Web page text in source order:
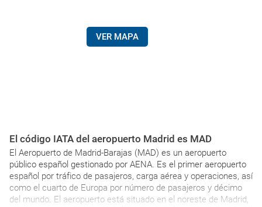
VER MAPA
El código IATA del aeropuerto Madrid es MAD
El Aeropuerto de Madrid-Barajas (MAD) es un aeropuerto
público español gestionado por AENA. Es el primer aeropuerto
español por tráfico de pasajeros, carga aérea y operaciones, así
como el cuarto de Europa por número de pasajeros y décimo
del mundo. El aeropuerto está situado en el noreste de Madrid,